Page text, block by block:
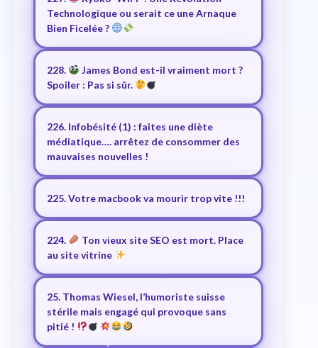
Technologique ou serait ce une Arnaque
Bien Ficelée ?
228.
James Bond est-il vraiment mort ?
Spoiler : Pas si sûr.
226. Infobésité (1) : faites une diète
médiatique…. arrêtez de consommer des
mauvaises nouvelles !
225. Votre macbook va mourir trop vite !!!
224.
Ton vieux site SEO est mort. Place
au site vitrine
25. Thomas Wiesel, l’humoriste suisse
stérile mais engagé qui provoque sans
pitié !